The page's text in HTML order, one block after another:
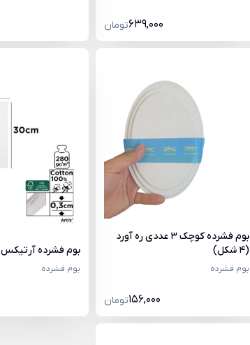
639,000تومان
بوم فشرده کوچک 3 عددی ره آورد
(4 شکل)
بوم فشرده
156,000تومان
بوم فشرده آرتیکس
بوم فشرده